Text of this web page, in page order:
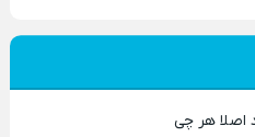
اصلا هر چی